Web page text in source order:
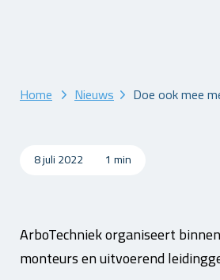
Home Nieuws Doe ook mee
8 juli 2022 1 min
ArboTechniek organiseert
monteurs en uitvoerend